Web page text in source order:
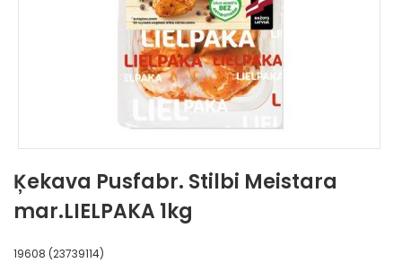
Ķekava Pusfabr. Stilbi Meistara
mar.LIELPAKA 1kg
19608 (23739114)